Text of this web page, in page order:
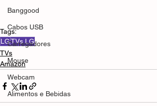
Banggood
Cabos USB
Carregadores
Mouse
Webcam
Alimentos e Bebidas
Tags:
LGTVs LG
TVs
Amazon